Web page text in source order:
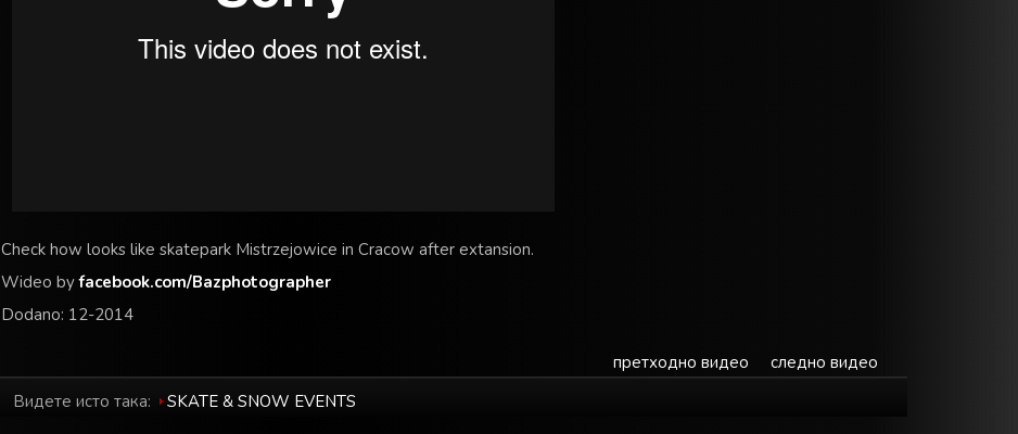
Check how looks like skatepark Mistrzejowice in Cracow after extansion.
Wideo byfacebook.com/Bazphotographer
Dodano: 12-2014
следно видео
претходно видео
Видете исто така:
SKATE & SNOW EVENTS